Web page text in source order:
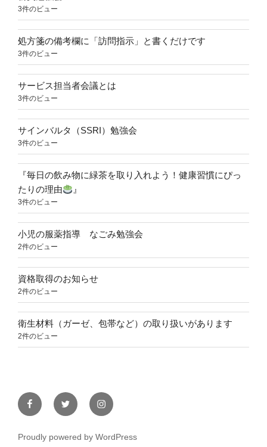
3件のビュー
処方箋の備考欄に「訪問指示」と書くだけです
3件のビュー
サービス担当者会議とは
3件のビュー
サインバルタ（SSRI）勉強会
3件のビュー
『毎日の飲み物に緑茶を取り入れよう！健康習慣にぴっ
たりの理由
』
3件のビュー
小児の服薬指導 なごみ勉強会
2件のビュー
資格取得のお知らせ
2件のビュー
衛生材料（ガーゼ、包帯など）の取り扱いがあります
2件のビュー
FacebookTwitter Instagram
Proudly powered by WordPress